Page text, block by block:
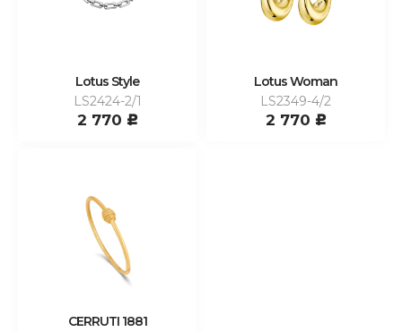
Lotus Style
LS2424-2/1
2 770 c
Lotus Woman
LS2349-4/2
2 770 c
CERRUTI 1881